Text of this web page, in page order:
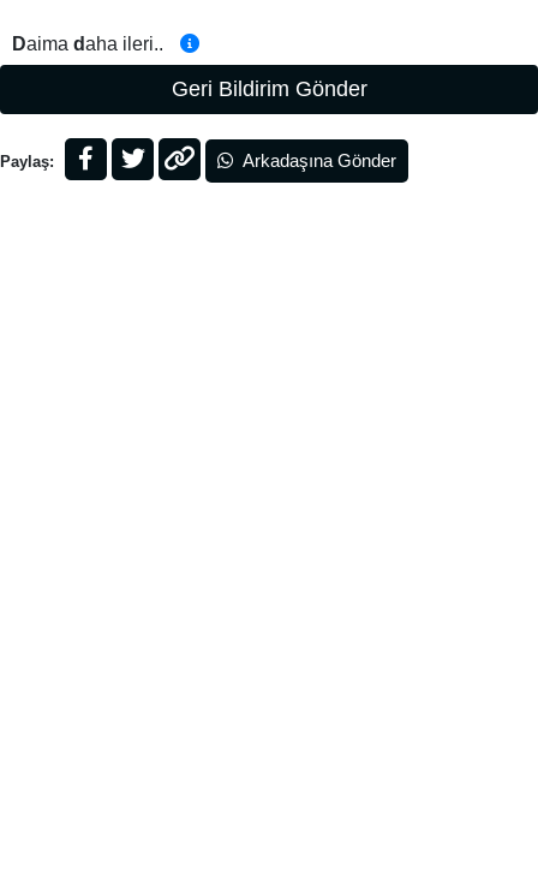
Daima daha ileri..
Geri Bildirim Gönder
Paylaş: Arkadaşına Gönder